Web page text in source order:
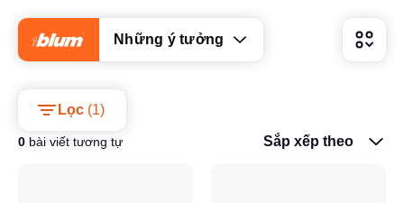
Những ý tưởng
Lọc (1)
0 bài viết tương tự Sắp xếp theo